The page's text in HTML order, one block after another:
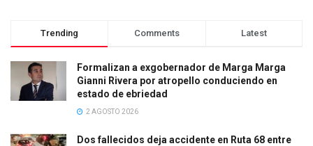
Trending Comments Latest
Formalizan a exgobernador de Marga Marga
Gianni Rivera por atropello conduciendo en
estado de ebriedad
2 AGOSTO 2026
Dos fallecidos deja accidente en Ruta 68 entre